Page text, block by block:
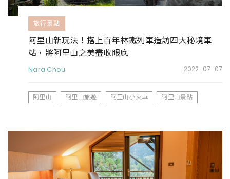
旅行景點
阿里山新玩法！搭上百年林鐵列車造訪四大秘境車
站，將阿里山之美盡收眼底
Nara Chou 2022-07-07
阿里山 阿里山旅遊 阿里山小火車 阿里山景點